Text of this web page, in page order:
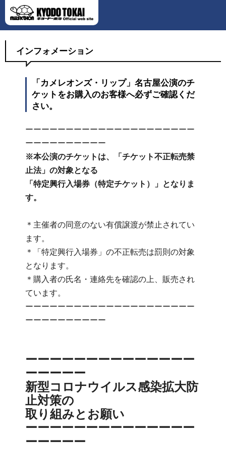
インフォメーション
「カメレオンズ・リップ」名古屋公演のチ
ケットをお購入のお客様へ必ずご確認くだ
さい。
ーーーーーーーーーーーーーーーーーーーーー
ーーーーーーーーーー
※本公演のチケットは、「チケット不正転売禁
止法」の対象となる
「特定興行入場券（特定チケット）」となりま
す。
＊主催者の同意のない有償譲渡が禁止されてい
ます。
＊「特定興行入場券」の不正転売は罰則の対象
となります。
＊購入者の氏名・連絡先を確認の上、販売され
ています。
ーーーーーーーーーーーーーーーーーーーーー
ーーーーーーーーーー
ーーーーーーーーーーーーーー
ーーーーー
新型コロナウイルス感染拡大防
止対策の
取り組みとお願い
ーーーーーーーーーーーーーー
ーーーーー